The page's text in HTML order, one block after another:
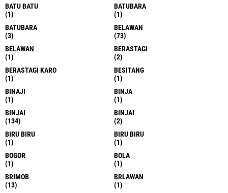
BATU BATU
(1)
BATUBARA
(1)
BATUBARA
(3)
BELAWAN
(73)
BELAWAN
(1)
BERASTAGI
(2)
BERASTAGI KARO
(1)
BESITANG
(1)
BINAJI
(1)
BINJA
(1)
BINJAI
(134)
BINJAI
(2)
BIRU BIRU
(1)
BIRU BIRU
(1)
BOGOR
(1)
BOLA
(1)
BRIMOB
(13)
BRLAWAN
(1)